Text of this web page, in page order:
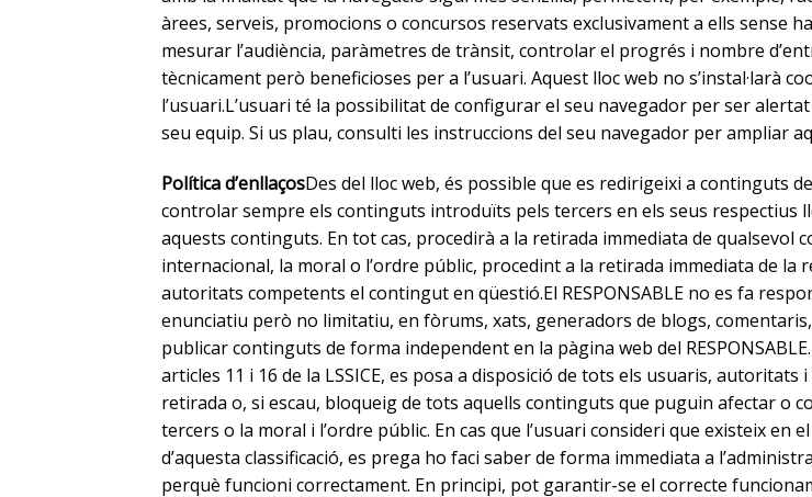
àrees, serveis, promocions o concursos reservats exclusivament a ells sense
mesurar l’audiència, paràmetres de trànsit, controlar el progrés i nombre
tècnicament però beneficioses per a l’usuari. Aquest lloc web no s’instal·larà
l’usuari.L’usuari té la possibilitat de configurar el seu navegador per ser
seu equip. Si us plau, consulti les instruccions del seu navegador per ampliar
Política d’enllaçosDes del lloc web, és possible que es redirigeixi a continguts
controlar sempre els continguts introduïts pels tercers en els seus respectius
aquests continguts. En tot cas, procedirà a la retirada immediata de
internacional, la moral o l’ordre públic, procedint a la retirada immediata de la
autoritats competents el contingut en qüestió.El RESPONSABLE no es fa
enunciatiu però no limitatiu, en fòrums, xats, generadors de blogs,
publicar continguts de forma independent en la pàgina web del
articles 11 i 16 de la LSSICE, es posa a disposició de tots els usuaris,
retirada o, si escau, bloqueig de tots aquells continguts que puguin afectar o
tercers o la moral i l’ordre públic. En cas que l’usuari consideri que existeix
d’aquesta classificació, es prega ho faci saber de forma immediata a
perquè funcioni correctament. En principi, pot garantir-se el correcte